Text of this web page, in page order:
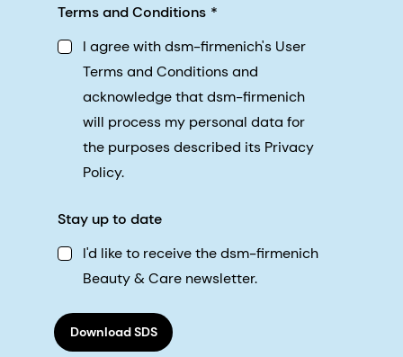
Terms and Conditions
I agree with dsm-firmenich's User
Terms and Conditions and
acknowledge that dsm-firmenich
will process my personal data for
the purposes described its Privacy
Policy.
Stay up to date
I'd like to receive the dsm-firmenich
Beauty & Care newsletter.
Download SDS